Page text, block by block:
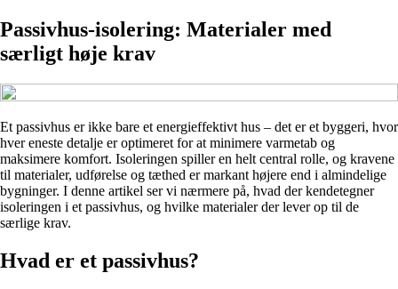
Passivhus-isolering: Materialer med
særligt høje krav
Et passivhus er ikke bare et energieffektivt hus – det er et byggeri, hvor
hver eneste detalje er optimeret for at minimere varmetab og
maksimere komfort. Isoleringen spiller en helt central rolle, og kravene
til materialer, udførelse og tæthed er markant højere end i almindelige
bygninger. I denne artikel ser vi nærmere på, hvad der kendetegner
isoleringen i et passivhus, og hvilke materialer der lever op til de
særlige krav.
Hvad er et passivhus?